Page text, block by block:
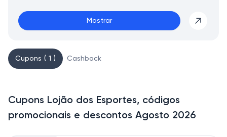
Mostrar
Cupons ( 1 ) Cashback
Cupons Lojão dos Esportes, códigos
promocionais e descontos Agosto 2026